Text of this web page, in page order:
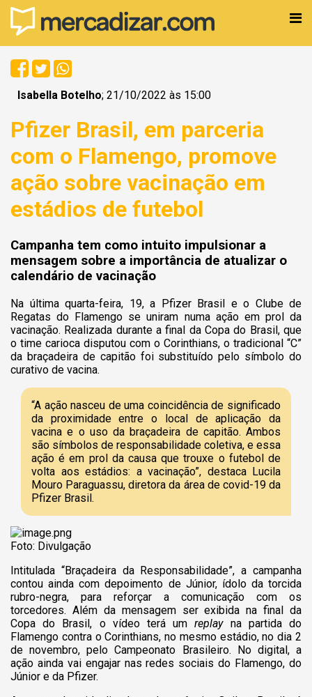
Isabella Botelho; 21/10/2022 às 15:00
Pfizer Brasil, em parceria
com o Flamengo, promove
ação sobre vacinação em
estádios de futebol
Campanha tem como intuito impulsionar a
mensagem sobre a importância de atualizar o
calendário de vacinação
Na última quarta-feira, 19, a Pfizer Brasil e o Clube de
Regatas do Flamengo se uniram numa ação em prol da
vacinação. Realizada durante a final da Copa do Brasil, que
o time carioca disputou com o Corinthians, o tradicional “C”
da braçadeira de capitão foi substituído pelo símbolo do
curativo de vacina.
“A ação nasceu de uma coincidência de significado
da proximidade entre o local de aplicação da
vacina e o uso da braçadeira de capitão. Ambos
são símbolos de responsabilidade coletiva, e essa
ação é em prol da causa que trouxe o futebol de
volta aos estádios: a vacinação”, destaca Lucila
Mouro Paraguassu, diretora da área de covid-19 da
Pfizer Brasil.
Foto: Divulgação
Intitulada “Braçadeira da Responsabilidade”, a campanha
contou ainda com depoimento de Júnior, ídolo da torcida
rubro-negra, para reforçar a comunicação com os
torcedores. Além da mensagem ser exibida na final da
Copa do Brasil, o vídeo terá umreplayna partida do
Flamengo contra o Corinthians, no mesmo estádio, no dia 2
de novembro, pelo Campeonato Brasileiro. No digital, a
ação ainda vai engajar nas redes sociais do Flamengo, do
Júnior e da Pfizer.